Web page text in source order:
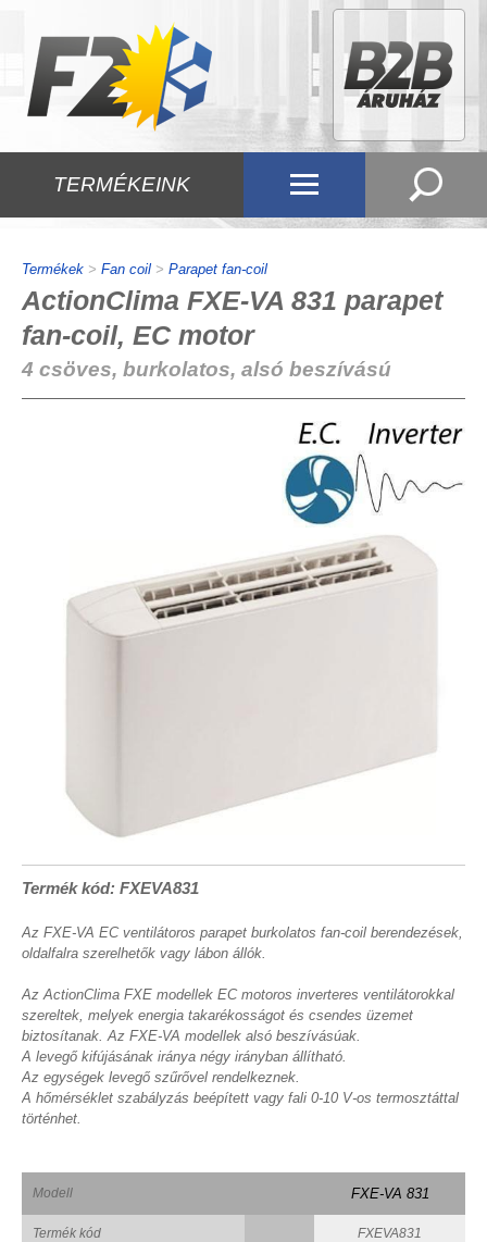
TERMÉKEINK
Termékek > Fan coil > Parapet fan-coil
ActionClima FXE-VA 831 parapet
fan-coil, EC motor
4 csöves, burkolatos, alsó beszívású
Termék kód: FXEVA831
Az FXE-VA EC ventilátoros parapet burkolatos fan-coil berendezések,
oldalfalra szerelhetők vagy lábon állók.
Az ActionClima FXE modellek EC motoros inverteres ventilátorokkal
szereltek, melyek energia takarékosságot és csendes üzemet
biztosítanak. Az FXE-VA modellek alsó beszívásúak.
A levegő kifújásának iránya négy irányban állítható.
Az egységek levegő szűrővel rendelkeznek.
A hőmérséklet szabályzás beépített vagy fali 0-10 V-os termosztáttal
történhet.
Modell FXE-VA 831
Termék kód FXEVA831